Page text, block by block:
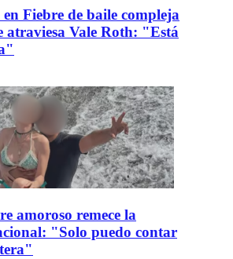
en Fiebre de baile compleja
atraviesa Vale Roth: "Está
amoroso remece la
"Solo puedo contar